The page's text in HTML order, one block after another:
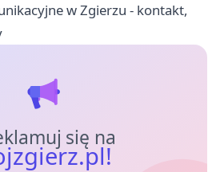
w Zgierzu - kontakt,
się na